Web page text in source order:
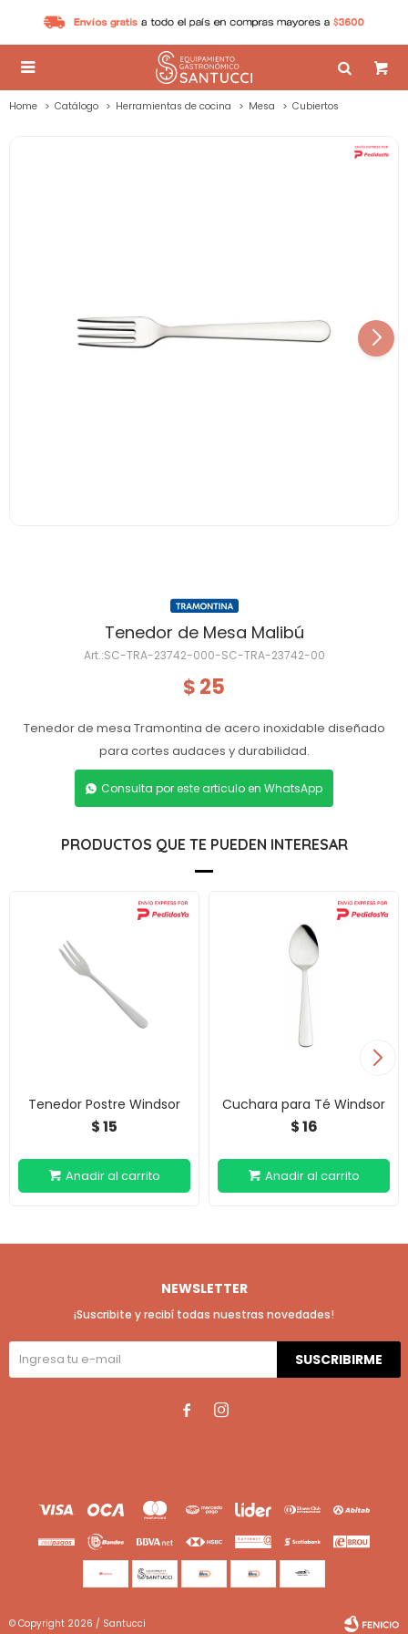

Home Catálogo Herramientas de cocina Mesa Cubiertos
Tenedor de Mesa Malibú
SC-TRA-23742-000-SC-TRA-23742-00
$ 25
Tenedor de mesa Tramontina de acero inoxidable diseñado
para cortes audaces y durabilidad.
Consulta por este articulo en WhatsApp
PRODUCTOS QUE TE PUEDEN INTERESAR
Tenedor Postre Windsor
$15
Cuchara para Té Windsor
$16
NEWSLETTER
¡Suscribite y recibí todas nuestras novedades!
SUSCRIBIRME
 
© Copyright 2026 / Santucci